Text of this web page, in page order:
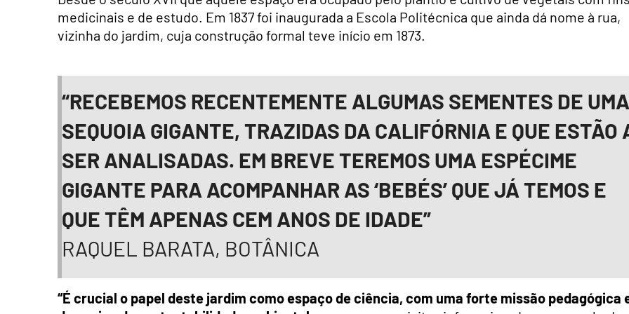
medicinais e de estudo. Em 1837 foi inaugurada a Escola Politécnica que ainda dá nome à rua,
vizinha do jardim, cuja construção formal teve início em 1873.
“RECEBEMOS RECENTEMENTE ALGUMAS SEMENTES DE UMA
SEQUOIA GIGANTE, TRAZIDAS DA CALIFÓRNIA E QUE ESTÃO
SER ANALISADAS. EM BREVE TEREMOS UMA ESPÉCIME
GIGANTE PARA ACOMPANHAR AS ‘BEBÉS’ QUE JÁ TEMOS E
QUE TÊM APENAS CEM ANOS DE IDADE”
RAQUEL BARATA, BOTÂNICA
“É crucial o papel deste jardim como espaço de ciência, com uma forte missão pedagógica